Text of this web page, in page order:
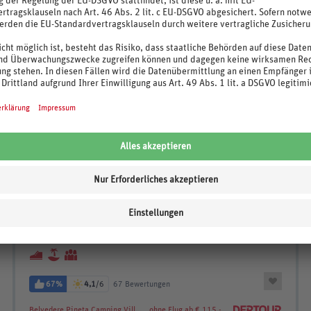
Belvedere Pineta Camping Village
7 Nächte, August - September 2026
67% 4,1/6 67 Bewertungen